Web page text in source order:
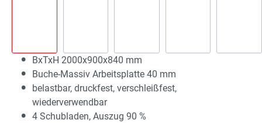
BxTxH 2000x900x840 mm
Buche-Massiv Arbeitsplatte 40 mm
belastbar, druckfest, verschleißfest,
wiederverwendbar
4 Schubladen, Auszug 90 %